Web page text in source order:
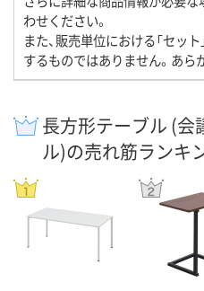
わせください。
また、販売単位における「セッ
するものではありません。あら
長方形テーブル (会
ル)の売れ筋ランキ